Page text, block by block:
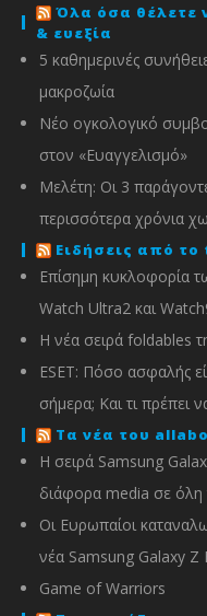
Όλα όσα θέλετε
& ευεξία
5 καθημερινές
μακροζωία
Νέο ογκολογικό
στον «Ευαγγελισμό»
Μελέτη: Οι 3
περισσότερα χρόνια
Ειδήσεις από
Επίσημη κυκλοφορία
Watch Ultra2 και
Η νέα σειρά foldables
ESET: Πόσο ασφαλής
σήμερα; Και τι πρέπει
Τα νέα του
Η σειρά Samsung
διάφορα media σε
Οι Ευρωπαίοι
νέα Samsung Galaxy Z
Game of Warriors